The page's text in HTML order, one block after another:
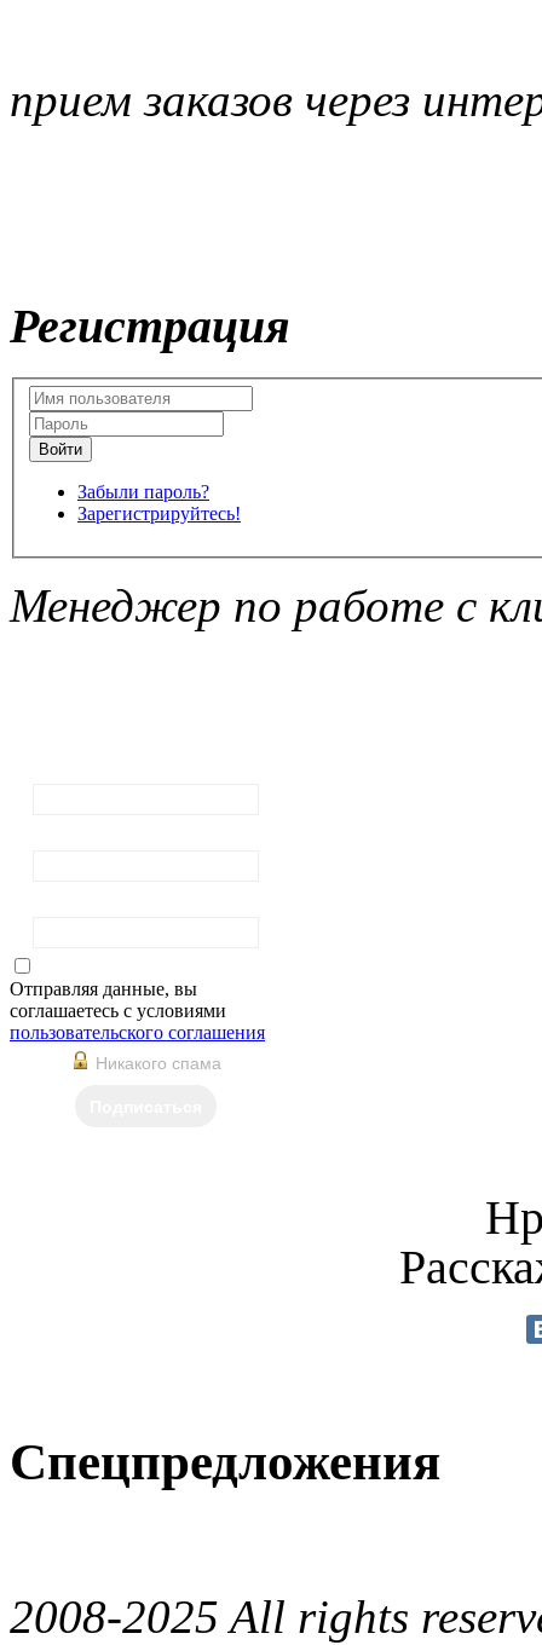
прием заказов через
Регистрация
Забыли пароль?
Зарегистрируйтесь!
Менеджер по работе с
Отправляя данные, вы
соглашаетесь с условиями
пользовательского соглашения
Никакого спама
Спецпредложения
2008-2025 All rights